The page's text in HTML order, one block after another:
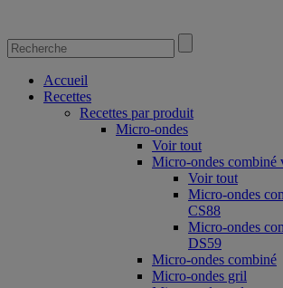
Accueil
Recettes
Recettes par produit
Micro-ondes
Voir tout
Micro-ondes combiné
Voir tout
Micro-ondes
CS88
Micro-ondes
DS59
Micro-ondes combiné
Micro-ondes gril